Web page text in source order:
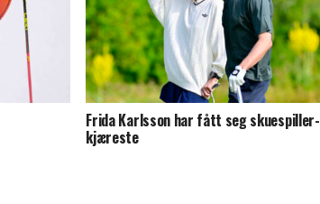
Frida Karlsson har fått seg skuespiller-
kjæreste